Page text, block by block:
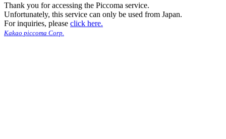
Thank you for accessing the Piccoma service.
Unfortunately, this service can only be used from Japan.
For inquiries, please click here.
Kakao piccoma Corp.